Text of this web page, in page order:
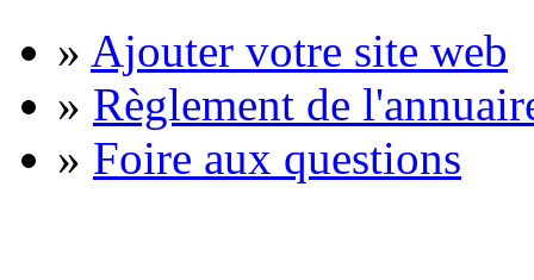
» Ajouter votre site web
» Règlement de
» Foire aux questions